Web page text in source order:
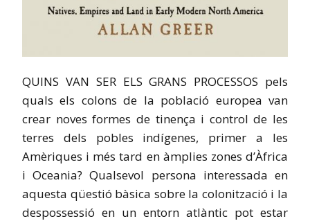
QUINS VAN SER ELS GRANS PROCESSOS pels
quals els colons de la població europea van
crear noves formes de tinença i control de les
terres dels pobles indígenes, primer a les
Amèriques i més tard en àmplies zones d’Àfrica
i Oceania? Qualsevol persona interessada en
aquesta qüestió bàsica sobre la colonització i la
despossessió en un entorn atlàntic pot estar